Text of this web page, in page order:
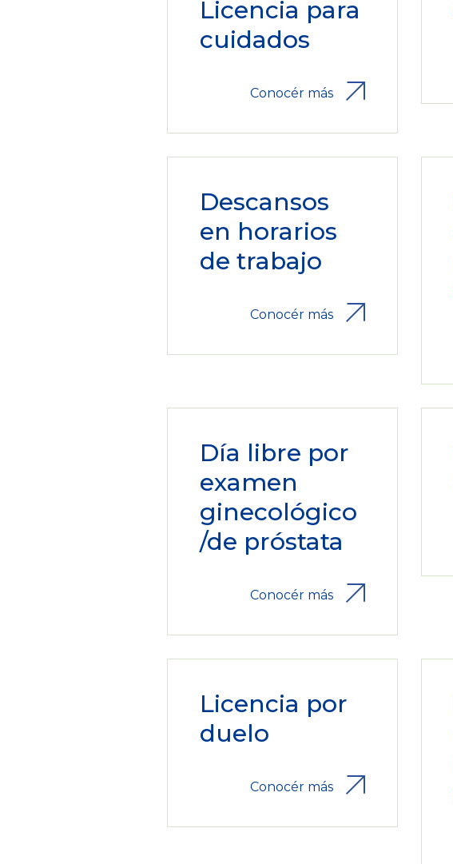
Licencia para
cuidados
Conocér más
Descansos
en horarios
de trabajo
Conocér más
Día libre por
examen
ginecológico
/de próstata
Conocér más
Licencia por
duelo
Conocér más